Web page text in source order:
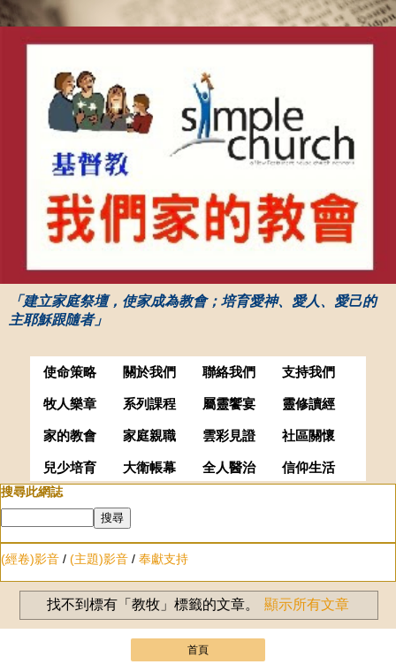
「建立家庭祭壇，使家成為教會；培育愛神、愛人、愛己的
主耶穌跟隨者」
使命策略 關於我們 聯絡我們 支持我們
牧人樂章 系列課程 屬靈饗宴 靈修讀經
家的教會 家庭親職 雲彩見證 社區關懷
兒少培育 大衛帳幕 全人醫治
信仰生活
搜尋此網誌
(經卷)影音 / (主題)影音 / 奉獻支持
找不到標有「教牧」 標籤的文章。 顯示所有文章
首頁